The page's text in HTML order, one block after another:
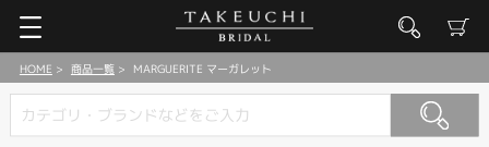
HOME 商品一覧 MARGUERITE マーガレット